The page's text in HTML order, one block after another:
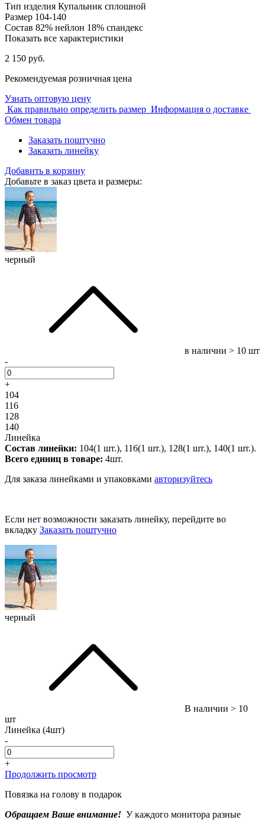
Тип изделия Купальник сплошной
Размер 104-140
Состав 82% нейлон 18% спандекс
Показать все характеристики
2 150 руб.
Рекомендуемая розничная цена
Узнать оптовую цену
Как правильно определить размер Информация о доставке
Обмен товара
Заказать поштучно
Заказать линейку
Добавить в корзину
Добавьте в заказ цвета и размеры:
черный
в наличии > 10 шт
-
+
104
116
128
140
Линейка
Состав линейки: 104(1 шт.), 116(1 шт.), 128(1 шт.), 140(1 шт.).
Всего единиц в товаре: 4шт.
Для заказа линейками и упаковками авторизуйтесь
Если нет возможности заказать линейку, перейдите во
вкладку Заказать поштучно
черный
В наличии > 10
шт
Линейка (4шт)
-
+
Продолжить просмотр
Повязка на голову в подарок
Обращаем Ваше внимание! У каждого монитора разные